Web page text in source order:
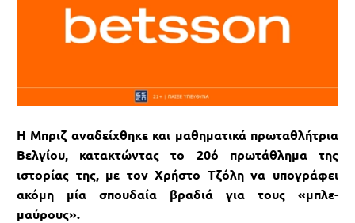
Η Μπριζ αναδείχθηκε και μαθηματικά πρωταθλήτρια
Βελγίου, κατακτώντας το 20ό πρωτάθλημα της
ιστορίας της, με τον Χρήστο Τζόλη να υπογράφει
ακόμη μία σπουδαία βραδιά για τους «μπλε-
μαύρους».